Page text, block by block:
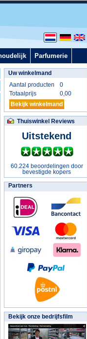
Parfumerie
Uw winkelmand
Aantal producten
0
Totaalprijs
0,00
Bekijk winkelmand
Thuiswinkel Reviews
Uitstekend
60.224 beoordelingen door
bevestigde kopers
Partners
Bekijk onze bedrijfsfilm